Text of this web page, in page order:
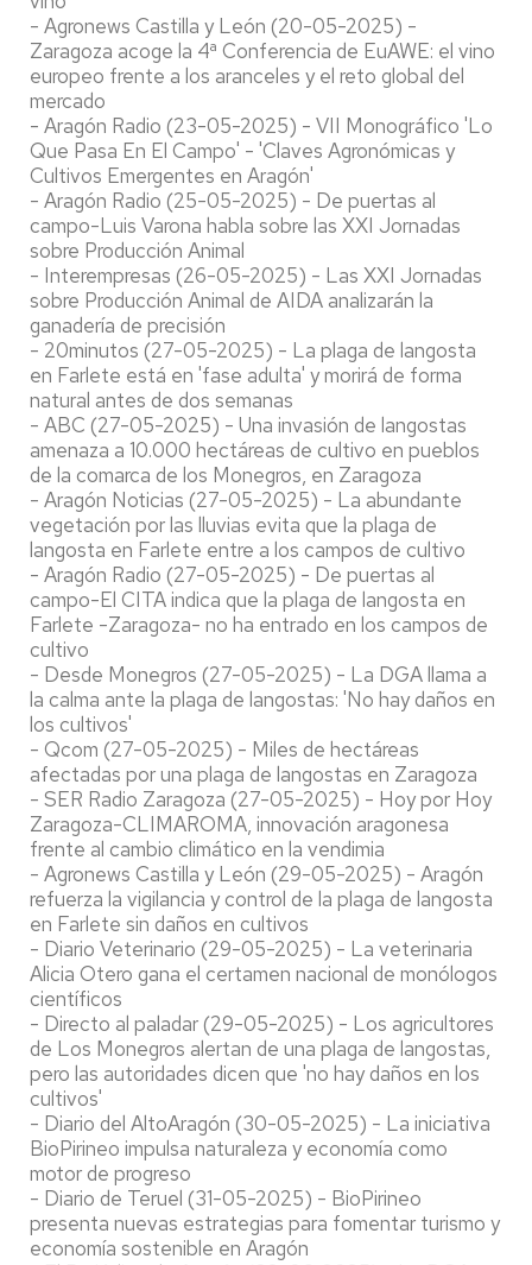
- Agronews Castilla y León (20-05-2025) -
Zaragoza acoge la 4ª Conferencia de EuAWE: el vino
europeo frente a los aranceles y el reto global del
mercado
- Aragón Radio (23-05-2025) - VII Monográfico 'Lo
Que Pasa En El Campo' - 'Claves Agronómicas y
Cultivos Emergentes en Aragón'
- Aragón Radio (25-05-2025) - De puertas al
campo-Luis Varona habla sobre las XXI Jornadas
sobre Producción Animal
- Interempresas (26-05-2025) - Las XXI Jornadas
sobre Producción Animal de AIDA analizarán la
ganadería de precisión
- 20minutos (27-05-2025) - La plaga de langosta
en Farlete está en 'fase adulta' y morirá de forma
natural antes de dos semanas
- ABC (27-05-2025) - Una invasión de langostas
amenaza a 10.000 hectáreas de cultivo en pueblos
de la comarca de los Monegros, en Zaragoza
- Aragón Noticias (27-05-2025) - La abundante
vegetación por las lluvias evita que la plaga de
langosta en Farlete entre a los campos de cultivo
- Aragón Radio (27-05-2025) - De puertas al
campo-El CITA indica que la plaga de langosta en
Farlete -Zaragoza- no ha entrado en los campos de
cultivo
- Desde Monegros (27-05-2025) - La DGA llama a
la calma ante la plaga de langostas: 'No hay daños en
los cultivos'
- Qcom (27-05-2025) - Miles de hectáreas
afectadas por una plaga de langostas en Zaragoza
- SER Radio Zaragoza (27-05-2025) - Hoy por Hoy
Zaragoza-CLIMAROMA, innovación aragonesa
frente al cambio climático en la vendimia
- Agronews Castilla y León (29-05-2025) - Aragón
refuerza la vigilancia y control de la plaga de langosta
en Farlete sin daños en cultivos
- Diario Veterinario (29-05-2025) - La veterinaria
Alicia Otero gana el certamen nacional de monólogos
científicos
- Directo al paladar (29-05-2025) - Los agricultores
de Los Monegros alertan de una plaga de langostas,
pero las autoridades dicen que 'no hay daños en los
cultivos'
- Diario del AltoAragón (30-05-2025) - La iniciativa
BioPirineo impulsa naturaleza y economía como
motor de progreso
- Diario de Teruel (31-05-2025) - BioPirineo
presenta nuevas estrategias para fomentar turismo y
economía sostenible en Aragón